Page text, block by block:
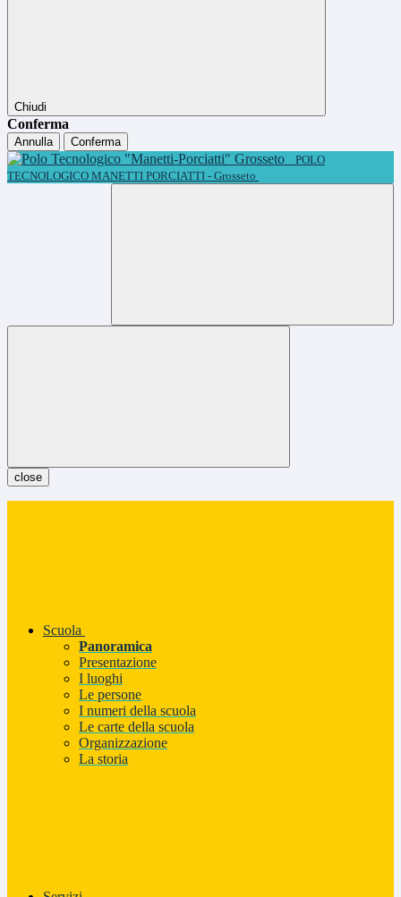
Chiudi
Conferma
Annulla
Conferma
POLO
TECNOLOGICO MANETTI PORCIATTI - Grosseto
close
Scuola
Panoramica
Presentazione
I luoghi
Le persone
I numeri della scuola
Le carte della scuola
Organizzazione
La storia